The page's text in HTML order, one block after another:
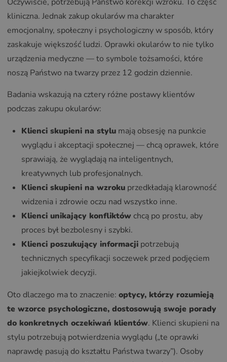
kliniczna. Jednak zakup okularów ma charakter
emocjonalny, społeczny i psychologiczny w sposób, który
zaskakuje większość ludzi. Oprawki okularów to nie tylko
urządzenia medyczne — to symbole tożsamości, które
noszą Państwo na twarzy przez 12 godzin dziennie.
Badania wskazują na cztery różne postawy klientów
podczas zakupu okularów:
Klienci skupieni na stylu mają obsesję na punkcie
wyglądu i akceptacji społecznej — chcą oprawek, które
sprawiają, że wyglądają na inteligentnych,
kreatywnych lub profesjonalnych.
Klienci skupieni na wzroku przedkładają klarowność
widzenia i zdrowie oczu nad wszystko inne.
Klienci unikający konfliktów chcą po prostu, aby
proces był bezbolesny i szybki.
Klienci poszukujący informacji potrzebują
technicznych specyfikacji soczewek przed podjęciem
jakiejkolwiek decyzji.
Oto dlaczego ma to znaczenie: optycy, którzy rozumieją
te wzorce psychologiczne, dostosowują swoje porady
do konkretnych oczekiwań klientów. Klienci skupieni na
stylu potrzebują potwierdzenia wyglądu („te oprawki
naprawdę pasują do kształtu Państwa twarzy”). Osoby